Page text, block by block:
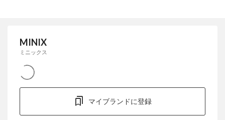
MINIX
ミニックス
マイブランドに登録